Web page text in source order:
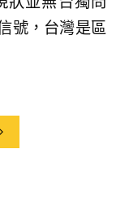
號，台灣是區